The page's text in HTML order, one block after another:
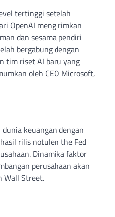
tertinggi setelah
OpenAI mengirimkan
dan sesama pendiri
bergabung dengan
tim riset AI baru yang
oleh CEO Microsoft,
keuangan dengan
rilis notulen the Fed
Dinamika faktor
perusahaan akan
Wall Street.